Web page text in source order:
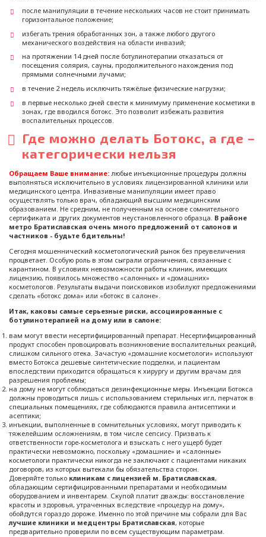
после манипуляции в течение нескольких часов не стоит принимать
горизонтальное положение;
избегать трения обработанных зон, а также любого другого
механического воздействия на области инвазий;
на протяжении 14 дней после ботулинотерапии отказаться от
посещения солярия, сауны, продолжительного нахождения под
прямыми солнечными лучами;
в течение 2 недель исключить тяжёлые физические нагрузки;
в первые несколько дней свести к минимуму применение косметики в
зонах, где вводился ботокс. Это позволит избежать развития
воспалительных процессов.
Где можно делать Ботокс, а где –
категорически нельзя
Обращаем Ваше внимание: любые инъекционные процедуры должны
выполняться исключительно в условиях лицензированной клиники или
медицинского центра. Инвазивные манипуляции имеет право
осуществлять только врач, обладающий высшим медицинским
образованием. Не средним, не полученным на основе сомнительного
сертификата и других документов неустановленного образца. В районе
метро Братиславская очень много предложений от салонов и
частников - будьте бдительны!
Сегодня мошеннический косметологический рынок без преувеличения
процветает. Особую роль в этом сыграли ограничения, связанные с
карантином. В условиях невозможности работы клиник, имеющих
лицензию, появилось множество «салонных» и «домашних»
косметологов. Результаты выдачи поисковиков изобилуют предложениями
сделать «ботокс дома» или «ботокс в салоне».
Итак, каковы самые серьезные риски, ассоциированные с
ботулинотерапией на дому или в салоне:
вам могут ввести несертифицированный препарат. Несертифицированный
продукт способен провоцировать возникновение воспалительных реакций,
слишком сильного отека. Зачастую «домашние косметологи» используют
вместо Ботокса дешевые синтетические подделки, и пациентам
впоследствии приходится обращаться к хирургу и другим врачам для
разрешения проблемы;
на дому не могут соблюдаться дезинфекционные меры. Инъекции Ботокса
должны проводиться лишь с использованием стерильных игл, перчаток в
специальных помещениях, где соблюдаются правила антисептики и
асептики;
инъекции, выполненные в сомнительных условиях, могут приводить к
тяжелейшим осложнениям, в том числе сепсису. Призвать к
ответственности горе-косметолога и взыскать с него ущерб будет
практически невозможно, поскольку «домашние» и «салонные»
косметологи практически никогда не заключают с пациентами никаких
договоров, из которых вытекали бы обязательства сторон.
Доверяйте только клиникам с лицензией м. Братиславская,
обладающим сертифицированными препаратами и необходимым
оборудованием и инвентарем. Скупой платит дважды: восстановление
красоты и здоровья, утраченных вследствие «процедур на дому»,
обойдутся гораздо дороже. Именно по этой причине мы собрали для Вас
лучшие клиники и медцентры Братиславская, которые
предварительно проверили по всем существующим параметрам.